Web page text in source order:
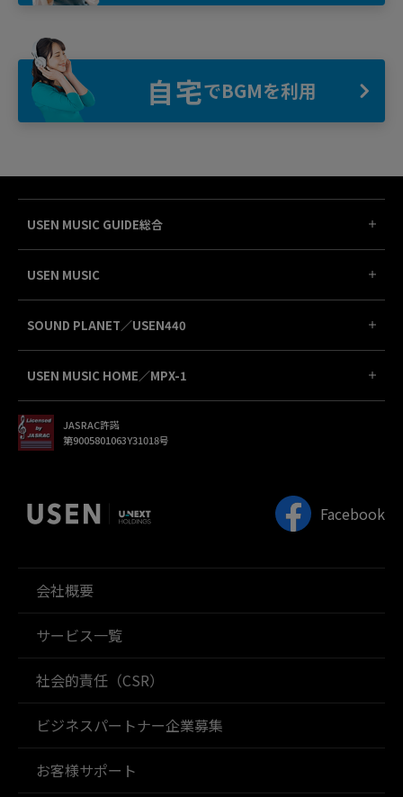
自宅でBGMを利用
USEN MUSIC GUIDE総合
USEN MUSIC
SOUND PLANET／USEN440
USEN MUSIC HOME／MPX-1
JASRAC許諾
第9005801063Y31018号
Facebook
会社概要
サービス一覧
社会的責任（CSR）
ビジネスパートナー企業募集
お客様サポート